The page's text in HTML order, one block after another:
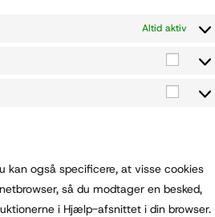
Altid aktiv
kan også specificere, at visse cookies
så du modtager en besked,
i Hjælp-afsnittet i din browser.